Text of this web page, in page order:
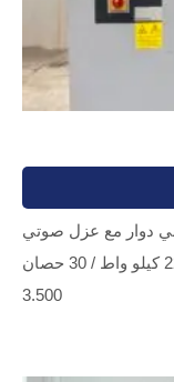
دوار مع عزل صوتي
30 حصان
3.500